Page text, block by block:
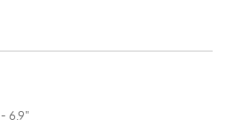
6.9"